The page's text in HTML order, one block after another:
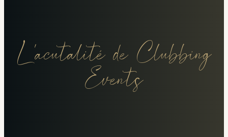
L'acutalité de Clubbing
Events